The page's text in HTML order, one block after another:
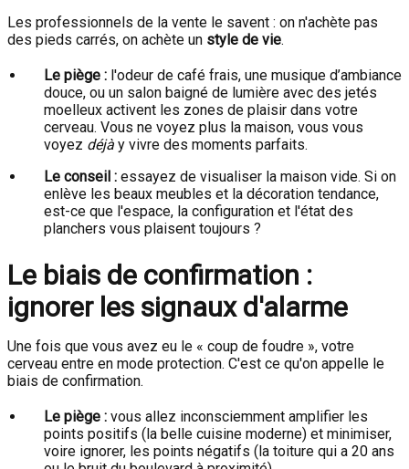
Les professionnels de la vente le savent : on n'achète pas
des pieds carrés, on achète un style de vie.
Le piège : l'odeur de café frais, une musique d’ambiance
douce, ou un salon baigné de lumière avec des jetés
moelleux activent les zones de plaisir dans votre
cerveau. Vous ne voyez plus la maison, vous vous
voyez déjà y vivre des moments parfaits.
Le conseil : essayez de visualiser la maison vide. Si on
enlève les beaux meubles et la décoration tendance,
est-ce que l'espace, la configuration et l'état des
planchers vous plaisent toujours ?
Le biais de confirmation :
ignorer les signaux d'alarme
Une fois que vous avez eu le « coup de foudre », votre
cerveau entre en mode protection. C'est ce qu'on appelle le
biais de confirmation.
Le piège : vous allez inconsciemment amplifier les
points positifs (la belle cuisine moderne) et minimiser,
voire ignorer, les points négatifs (la toiture qui a 20 ans